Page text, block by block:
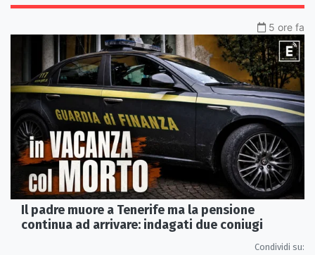
5 ore fa
Il padre muore a Tenerife ma la pensione
continua ad arrivare: indagati due coniugi
Condividi su: